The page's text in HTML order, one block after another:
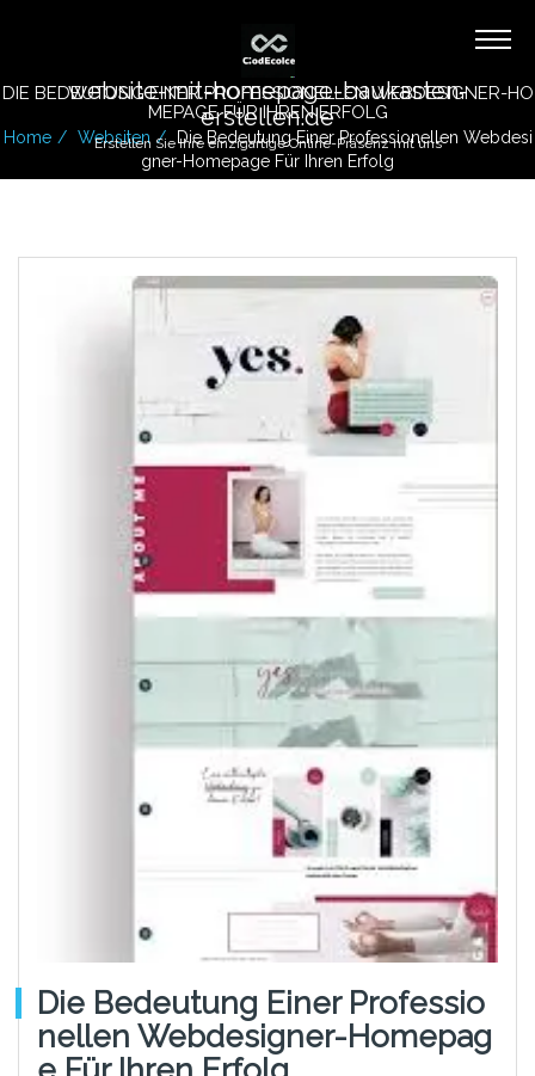
website-mit-homepage-baukasten-
erstellen.de
Erstellen Sie Ihre einzigartige Online-Präsenz mit uns
DIE BEDEUTUNG EINER PROFESSIONELLEN WEBDESIGNER-HO
MEPAGE FÜR IHREN ERFOLG
Home Websiten
Die Bedeutung Einer Professionellen Webdesi
Gner-Homepage Für Ihren Erfolg
Die Bedeutung Einer Professio
Nellen Webdesigner-Homepag